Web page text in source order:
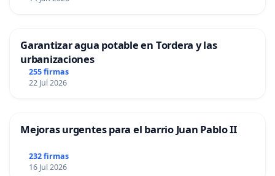
Garantizar agua potable en Tordera y las
urbanizaciones
255 firmas
22 Jul 2026
Mejoras urgentes para el barrio Juan Pablo II
232 firmas
16 Jul 2026